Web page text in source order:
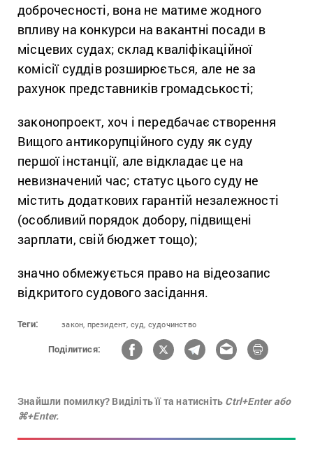
доброчесності, вона не матиме жодного
впливу на конкурси на вакантні посади в
місцевих судах; склад кваліфікаційної
комісії суддів розширюється, але не за
рахунок представників громадськості;
законопроект, хоч і передбачає створення
Вищого антикорупційного суду як суду
першої інстанції, але відкладає це на
невизначений час; статус цього суду не
містить додаткових гарантій незалежності
(особливий порядок добору, підвищені
зарплати, свій бюджет тощо);
значно обмежується право на відеозапис
відкритого судового засідання.
Теги: закон, президент, суд, судочинство
Поділитися:
Знайшли помилку? Виділіть її та натисніть Ctrl+Enter або
⌘+Enter.